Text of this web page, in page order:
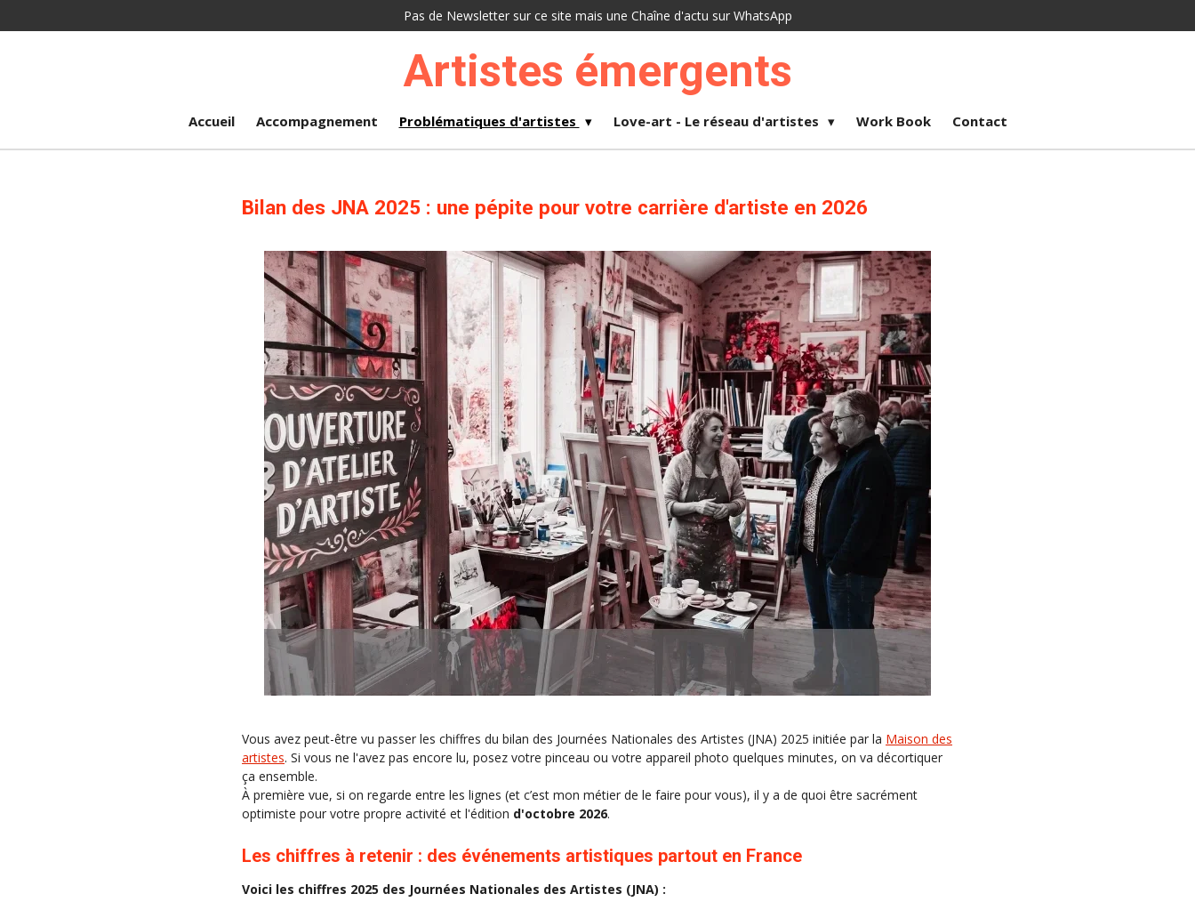
au
Pas de Newsletter sur ce site mais une Chaîne d'actu sur WhatsApp
Artistes émergents
Accueil Accompagnement Problématiques d'artistes Love-art - Le réseau d'artistes Work Book Contact
Bilan des JNA 2025 : une pépite pour votre carrière d'artiste en 2026
Vous avez peut-être vu passer les chiffres du bilan des Journées Nationales des Artistes (JNA) 2025 initiée par la Maison des
artistes. Si vous ne l'avez pas encore lu, posez votre pinceau ou votre appareil photo quelques minutes, on va décortiquer
ça ensemble.
À première vue, si on regarde entre les lignes (et c’est mon métier de le faire pour vous), il y a de quoi être sacrément
optimiste pour votre propre activité et l'édition d'octobre 2026.
Les chiffres à retenir : des événements artistiques partout en France
Voici les chiffres 2025 des Journées Nationales des Artistes (JNA) :